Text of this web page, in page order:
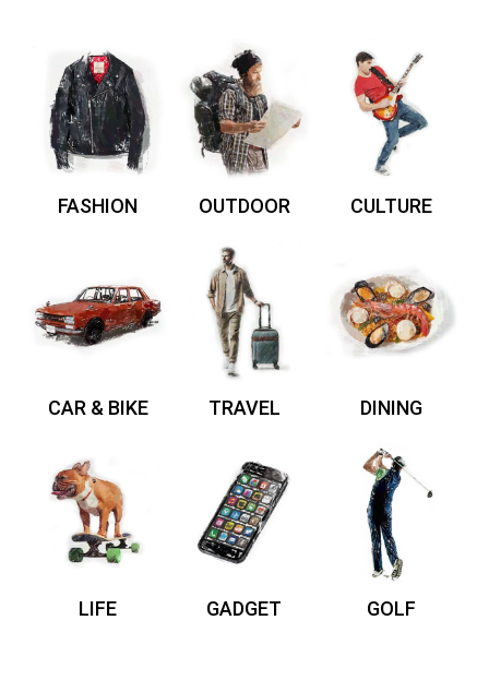
FASHION OUTDOOR CULTURE
CAR & BIKE TRAVEL DINING
LIFE GADGET GOLF